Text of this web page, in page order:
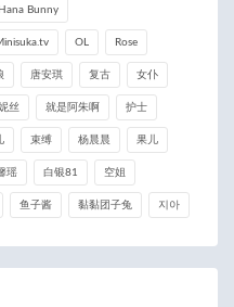
Hana Bunny
OL Rose
唐安琪 复古 女仆
丝 就是阿朱啊 护士
束缚 杨晨晨 果儿
瑶 白银81 空姐
鱼子酱 黏黏团子兔 지아